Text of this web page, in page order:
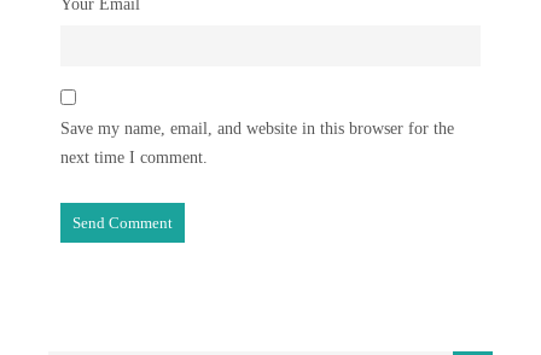
Your Email
Save my name, email, and website in this browser for the
next time I comment.